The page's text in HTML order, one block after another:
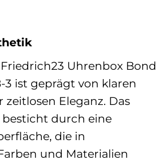
Uhrenbox Bond
3 ist geprägt von klaren
zeitlosen Eleganz. Das
besticht durch eine
die in
und Materialien